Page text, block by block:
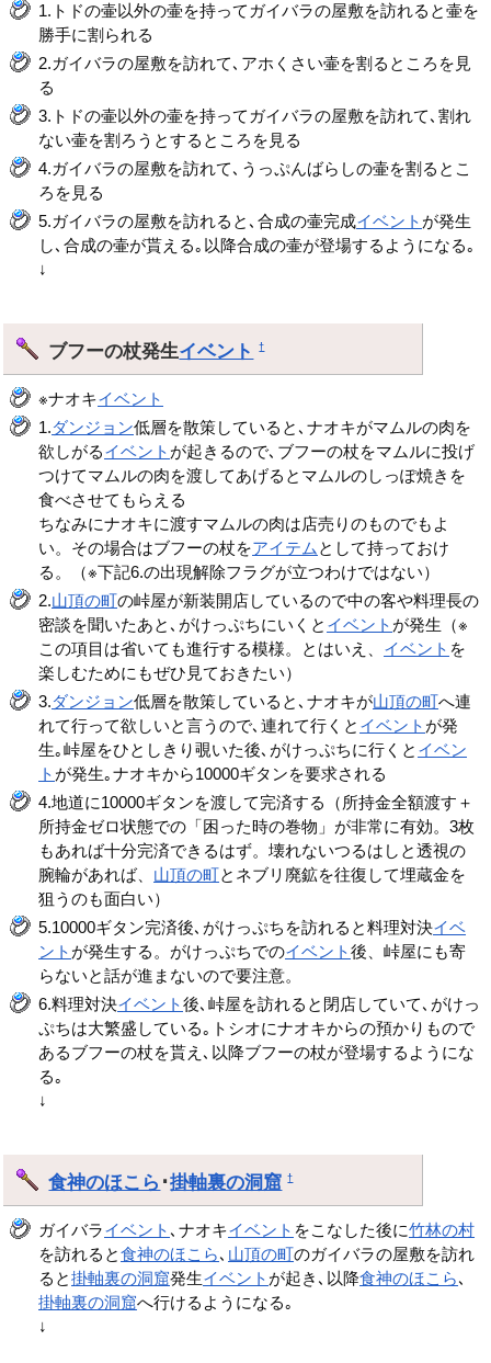
1.トドの壷以外の壷を持ってガイバラの屋敷を訪れると壷を
勝手に割られる
2.ガイバラの屋敷を訪れて､アホくさい壷を割るところを見
る
3.トドの壷以外の壷を持ってガイバラの屋敷を訪れて､割れ
ない壷を割ろうとするところを見る
4.ガイバラの屋敷を訪れて､うっぷんばらしの壷を割るとこ
ろを見る
5.ガイバラの屋敷を訪れると､合成の壷完成イベント が発生
し､合成の壷が貰える｡以降合成の壷が登場するようになる｡
↓
ブフーの杖発生イベント †
※ナオキイベント
1.ダンジョン低層を散策していると､ナオキがマムルの肉を
欲しがるイベント が起きるので､ブフーの杖をマムルに投げ
つけてマムルの肉を渡してあげるとマムルのしっぽ焼きを
食べさせてもらえる
ちなみにナオキに渡すマムルの肉は店売りのものでもよ
い。その場合はブフーの杖をアイテム として持っておけ
る。（※下記6.の出現解除フラグが立つわけではない）
2.山頂の町の峠屋が新装開店しているので中の客や料理長の
密談を聞いたあと､がけっぷちにいくと イベント が発生（※
この項目は省いても進行する模様。とはいえ、 イベント を
楽しむためにもぜひ見ておきたい）
3.ダンジョン低層を散策していると､ナオキが山頂の町へ連
れて行って欲しいと言うので､連れて行くと イベント が発
生｡峠屋をひとしきり覗いた後､がけっぷちに行くと イベン
ト が発生｡ナオキから10000ギタンを要求される
4.地道に10000ギタンを渡して完済する（所持金全額渡す＋
所持金ゼロ状態での「困った時の巻物」が非常に有効。3枚
もあれば十分完済できるはず。壊れないつるはしと透視の
腕輪があれば、 山頂の町とネブリ廃鉱を往復して埋蔵金を
狙うのも面白い）
5.10000ギタン完済後､がけっぷちを訪れると料理対決イベ
ント が発生する。がけっぷちでのイベント後、峠屋にも寄
らないと話が進まないので要注意。
6.料理対決イベント後､峠屋を訪れると閉店していて､がけっ
ぷちは大繁盛している｡トシオにナオキからの預かりもので
あるブフーの杖を貰え､以降ブフーの杖が登場するようにな
る｡
↓
食神のほこら ･掛軸裏の洞窟 †
ガイバライベント ､ナオキイベント をこなした後に竹林の村
を訪れると食神のほこら､ 山頂の町のガイバラの屋敷を訪れ
ると掛軸裏の洞窟発生イベント が起き､以降食神のほこら､
掛軸裏の洞窟へ行けるようになる｡
↓